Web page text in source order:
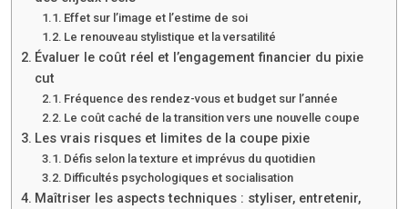
Effet sur l’image et l’estime de soi
Le renouveau stylistique et la versatilité
Évaluer le coût réel et l’engagement financier du pixie
cut
Fréquence des rendez-vous et budget sur l’année
Le coût caché de la transition vers une nouvelle coupe
Les vrais risques et limites de la coupe pixie
Défis selon la texture et imprévus du quotidien
Difficultés psychologiques et socialisation
Maîtriser les aspects techniques : styliser, entretenir,